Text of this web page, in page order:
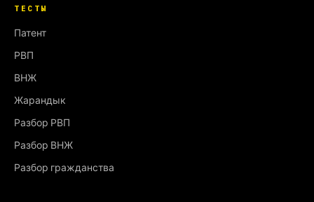
ТЕСТЫ
Патент
РВП
ВНЖ
Жарандык
Разбор РВП
Разбор ВНЖ
Разбор гражданства